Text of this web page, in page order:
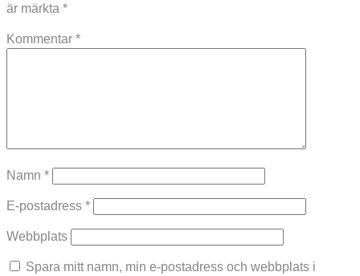
är märkta *
Kommentar *
Namn *
E-postadress *
Webbplats
Spara mitt namn, min e-postadress och webbplats i